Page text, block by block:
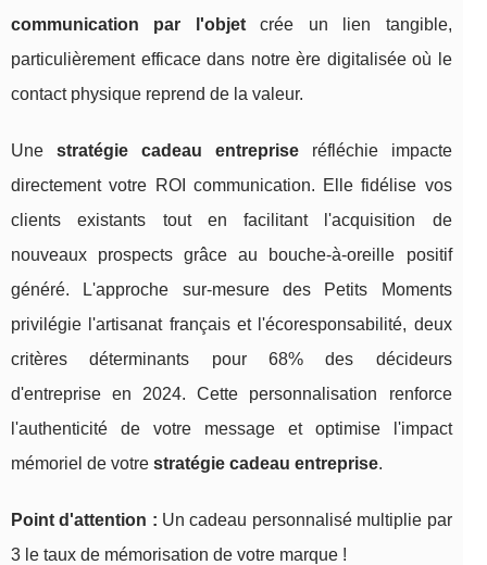
communication par l'objetcrée un lien tangible,
particulièrement efficace dans notre ère digitalisée où le
contact physique reprend de la valeur.
Une stratégie cadeau entrepriseréfléchie impacte
directement votre ROI communication. Elle fidélise vos
clients existants tout en facilitant l'acquisition de
nouveaux prospects grâce au bouche-à-oreille positif
généré. L'approche sur-mesure des Petits Moments
privilégie l'artisanat français et l'écoresponsabilité, deux
critères déterminants pour 68% des décideurs
d'entreprise en 2024. Cette personnalisation renforce
l'authenticité de votre message et optimise l'impact
mémoriel de votre stratégie cadeau entreprise.
Point d'attention : Un cadeau personnalisé multiplie par
3 le taux de mémorisation de votre marque !